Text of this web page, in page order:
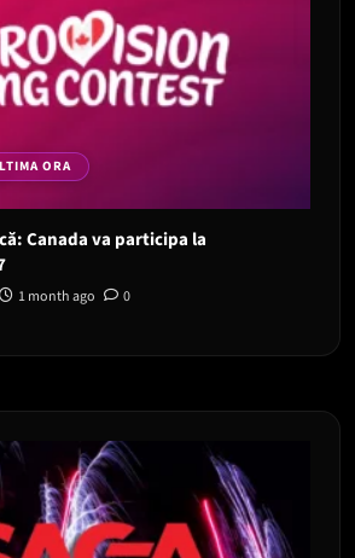
ORA
Canada va participa la
1 month ago 0